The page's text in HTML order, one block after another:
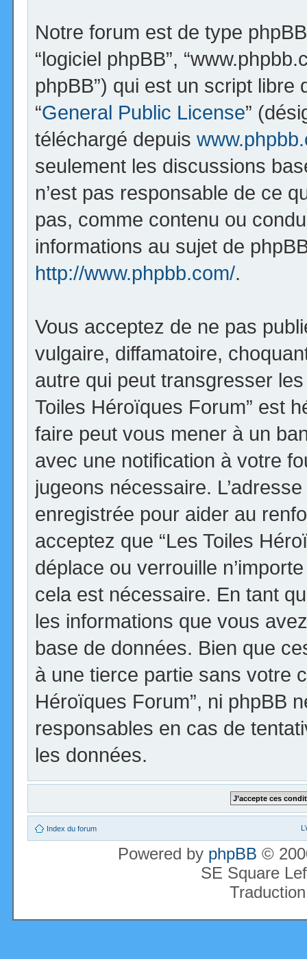
Notre forum est de type phpBB
“logiciel phpBB”,
phpBB”) qui est un script
“General Public License”
téléchargé depuis
seulement les discussions
n’est pas responsable de ce
pas, comme contenu ou
informations au sujet de
http://www.phpbb.com/.
Vous acceptez de ne pas
vulgaire, diffamatoire,
autre qui peut transgresser
Toiles Héroïques Forum” est
faire peut vous mener à un
avec une notification à votre
jugeons nécessaire.
enregistrée pour aider au
acceptez que “Les Toiles
déplace ou verrouille
cela est nécessaire. En tant
les informations que vous
base de données. Bien que
à une tierce partie sans votre
Héroïques Forum”, ni phpBB
responsables en cas de
les données.
Index du forum
Powered by phpBB ©
SE Square